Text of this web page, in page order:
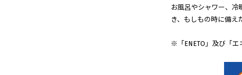
お風呂やシャワー、
き、もしもの時に備え
※「ENETO」及び「エ